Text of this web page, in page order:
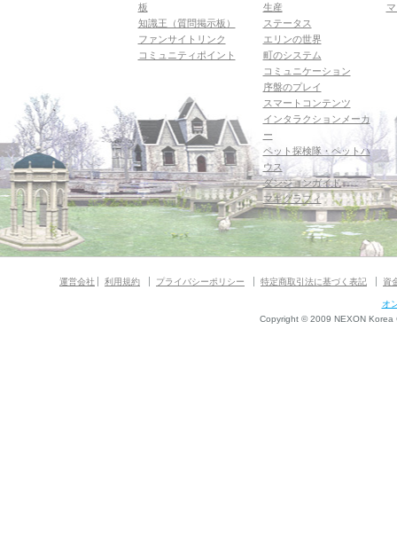
板
知識王（質問掲示板）
ファンサイトリンク
コミュニティポイント
生産
ステータス
エリンの世界
町のシステム
コミュニケーション
序盤のプレイ
スマートコンテンツ
インタラクションメーカ
ー
ペット探検隊・ペットハ
ウス
ダンジョンガイド
マギグラフィ
運営会社 利用規約 プライバシーポリシー 特定商取引法に基づく表記 資
オ
Copyright © 2009 NEXON Korea